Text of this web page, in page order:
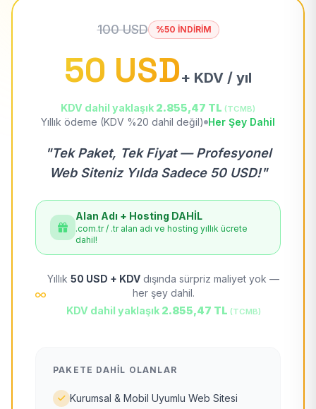
100 USD %50 İNDİRİM
50 USD+ KDV / yıl
KDV dahil yaklaşık 2.855,47 TL (TCMB)
Yıllık ödeme (KDV %20 dahil değil) Her Şey Dahil
"Tek Paket, Tek Fiyat — Profesyonel
Web Siteniz Yılda Sadece 50 USD!"
Alan Adı + Hosting DAHİL
.com.tr / .tr alan adı ve hosting yıllık ücrete
dahil!
Yıllık 50 USD + KDV dışında sürpriz maliyet yok —
her şey dahil.
KDV dahil yaklaşık 2.855,47 TL (TCMB)
PAKETE DAHIL OLANLAR
Kurumsal & Mobil Uyumlu Web Sitesi